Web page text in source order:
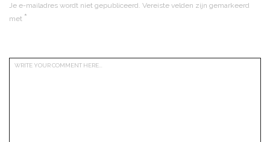
Je e-mailadres wordt niet gepubliceerd. Vereiste velden zijn gemarkeerd
met *